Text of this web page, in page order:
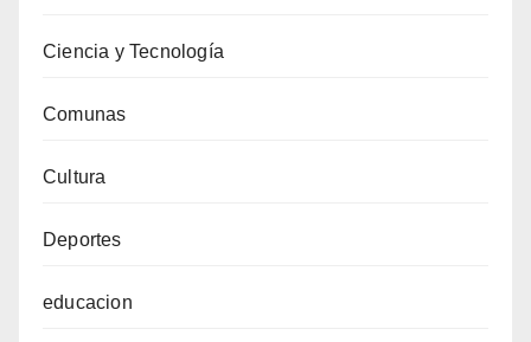
Ciencia y Tecnología
Comunas
Cultura
Deportes
educacion